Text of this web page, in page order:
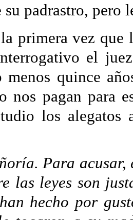
su padrastro, pero
primera vez que
el
quince
nos pagan para
los alegatos
Para acusar,
las leyes son
hecho por